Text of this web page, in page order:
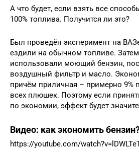
А что будет, если взять все
100% топлива. Получится ли это?
Был проведён эксперимент на
ездили на обычном топливе.
использовали моющий бензин,
воздушный фильтр и масло.
причём приличная – примерно 9%
всех плюшек. Поэтому если
по экономии, эффект будет
Видео: как экономить
https://youtube.com/